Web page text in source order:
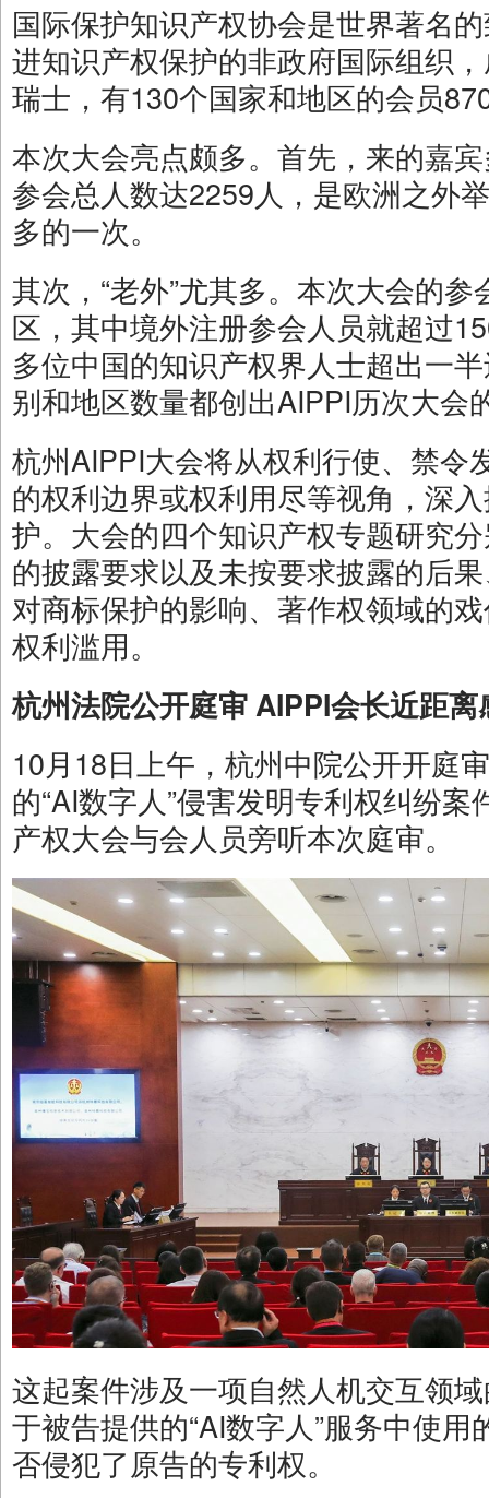
国际保护知识产权协会是世界著名
进知识产权保护的非政府国际组织
瑞士，有130个国家和地区的会员
本次大会亮点颇多。首先，来的嘉
参会总人数达2259人，是欧洲之外
多的一次。
其次，“老外”尤其多。本次大会的
区，其中境外注册参会人员就超过
多位中国的知识产权界人士超出一
别和地区数量都创出AIPPI历次大会
杭州AIPPI大会将从权利行使、禁令
的权利边界或权利用尽等视角，深
护。大会的四个知识产权专题研究
的披露要求以及未按要求披露的后
对商标保护的影响、著作权领域的
权利滥用。
杭州法院公开庭审 AIPPI会长近距
10月18日上午，杭州中院公开开庭
的“AI数字人”侵害发明专利权纠纷
产权大会与会人员旁听本次庭审。
这起案件涉及一项自然人机交互领
于被告提供的“AI数字人”服务中使
否侵犯了原告的专利权。